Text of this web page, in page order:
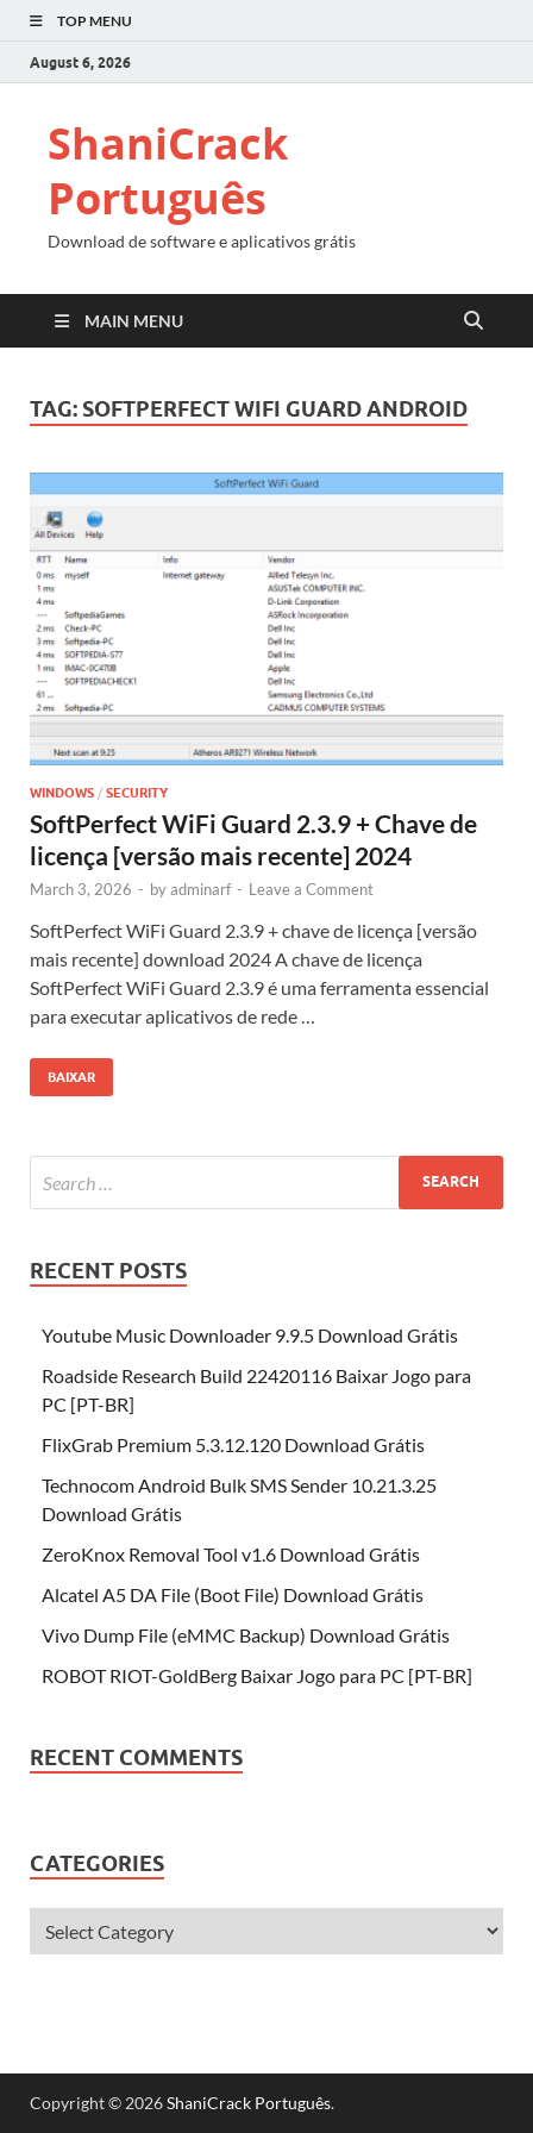
TOP MENU
August 6, 2026
ShaniCrack
Português
Download de software e aplicativos grátis
MAIN MENU
TAG: SOFTPERFECT WIFI GUARD ANDROID
WINDOWS / SECURITY
SoftPerfect WiFi Guard 2.3.9 + Chave de
licença [versão mais recente] 2024
March 3, 2026 - byadminarf - Leave a Comment
SoftPerfect WiFi Guard 2.3.9 + chave de licença [versão
mais recente] download 2024 A chave de licença
SoftPerfect WiFi Guard 2.3.9 é uma ferramenta essencial
para executar aplicativos de rede …
BAIXAR
RECENT POSTS
Youtube Music Downloader 9.9.5 Download Grátis
Roadside Research Build 22420116 Baixar Jogo para
PC [PT-BR]
FlixGrab Premium 5.3.12.120 Download Grátis
Technocom Android Bulk SMS Sender 10.21.3.25
Download Grátis
ZeroKnox Removal Tool v1.6 Download Grátis
Alcatel A5 DA File (Boot File) Download Grátis
Vivo Dump File (eMMC Backup) Download Grátis
ROBOT RIOT-GoldBerg Baixar Jogo para PC [PT-BR]
RECENT COMMENTS
CATEGORIES
Copyright © 2026ShaniCrack Português.